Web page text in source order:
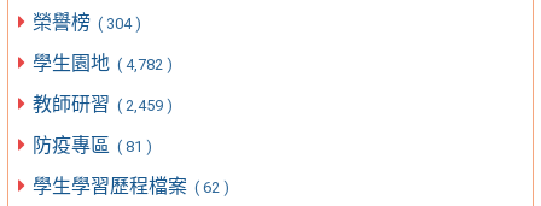
榮譽榜 ( 304 )
學生園地 ( 4,782 )
教師研習 ( 2,459 )
防疫專區 ( 81 )
學生學習歷程檔案 ( 62 )